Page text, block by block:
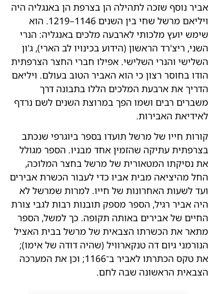
אביר נוסף שזכה לתהילה הן בצרפת הן באנגליה היה
ויליאם מרשל שחי בין השנים 1146–1219. הוא
שימש יועץ מלכותי לארבעה מלכים באנגליה: הנרי
השני, ריצ'רד הראשון (הידוע בכינויו לב הארי), ג'ון
השלישי והנרי השלישי. אפילו חברי החצר הצרפתית
הודו בחוסר רצון כי הוא האביר הטוב בעולם. ויליאם
הדריך את ארבעת המלכים הללו בתבונה דרך
משברים רבים ושמו הפך במרוצת השנים לשם נרדף
לאידיאת האבירות.
קורות חייו של מרשל תועדו בספר ביוגרפי שנכתב
בצרפתית עתיקה שהזמין אחד מבניו. הספר מגולל
את נסיקתו המטאורית של מרשל בחצר המלוכה,
החל מהיציאה מבית אביו כדי לעבור הכשרת אבירים
ועד לשעות האחרונות של חייו. למרות שמרשל לא
היה אביר רגיל, הספר מספק תובנות רבות לגבי צורת
החיים של אבירים באותה תקופה. כך למשל, הספר
מתאר את הכשרתו הצבאית של מרשל בבית האציל
הנורמני גיום דה טנקארוויל (שהיה דודה של אימו);
את טקס הכתרתו לאביר ב־1166; וכן את המערכה
הצבאית הראשונה שבה לחם.